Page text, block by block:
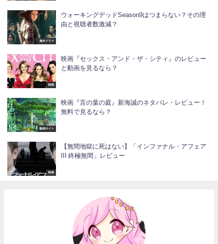
海外ドラマ
ウォーキングデッドSeason9はつまらない？その理
由と視聴者数激減？
映画
映画『セックス・アンド・ザ・シティ』のレビュー
と動画を見るなら？
動画サイト
映画『言の葉の庭』新海誠のネタバレ・レビュー！
無料で見るなら？
映画
【無間地獄に死はない】「インファナル・アフェア
III 終極無間」レビュー